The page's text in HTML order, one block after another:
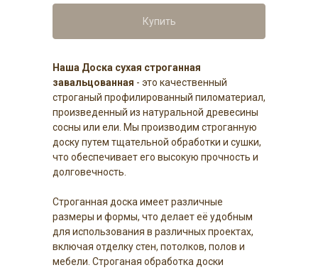
Купить
Наша Доска сухая строганная
завальцованная - это качественный
строганый профилированный пиломатериал,
произведенный из натуральной древесины
сосны или ели. Мы производим строганную
доску путем тщательной обработки и сушки,
что обеспечивает его высокую прочность и
долговечность.
Строганная доска имеет различные
размеры и формы, что делает её удобным
для использования в различных проектах,
включая отделку стен, потолков, полов и
мебели. Строганая обработка доски